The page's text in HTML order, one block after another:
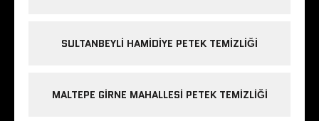
SULTANBEYLI HAMIDIYE PETEK TEMIZLIĞI
MALTEPE GIRNE MAHALLESI PETEK TEMIZLIĞI